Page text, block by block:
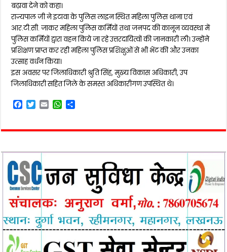
बढ़ावा देने को कहा।
राज्यपाल जी ने इटावा के पुलिस लाइन स्थित महिला पुलिस थाना एवं
आर.टी.सी. जाकर महिला पुलिस कर्मियों तथा जनपद की कानून व्यवस्था में
पुलिस कर्मियों द्वारा वहन किये जा रहे उत्तरदायित्वों की जानकारी ली। उन्होंने
प्रशिक्षण प्राप्त कर रही महिला पुलिस प्रशिक्षुओं से भी भेंट की और उनका
उत्साह वर्धन किया।
इस अवसर पर जिलाधिकारी श्रुति सिंह, मुख्य विकास अधिकारी, उप
जिलाधिकारी सहित जिले के समस्त अधिकारीगण उपस्थित थे।
F
e
o
o
k
T
t
e
r
E
i
W
t
A
p
r